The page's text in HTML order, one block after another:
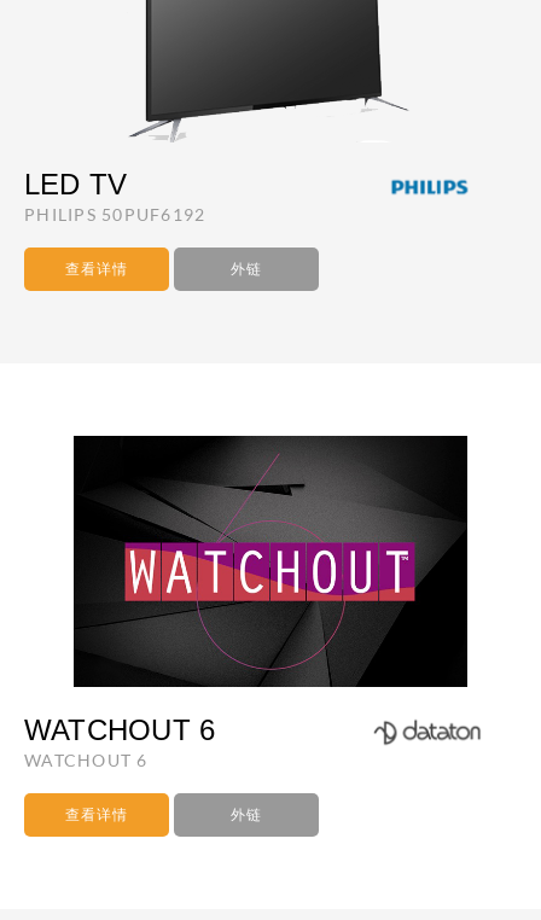
LED TV
PHILIPS 50PUF6192
查看详情 外链
WATCHOUT 6
WATCHOUT 6
查看详情 外链